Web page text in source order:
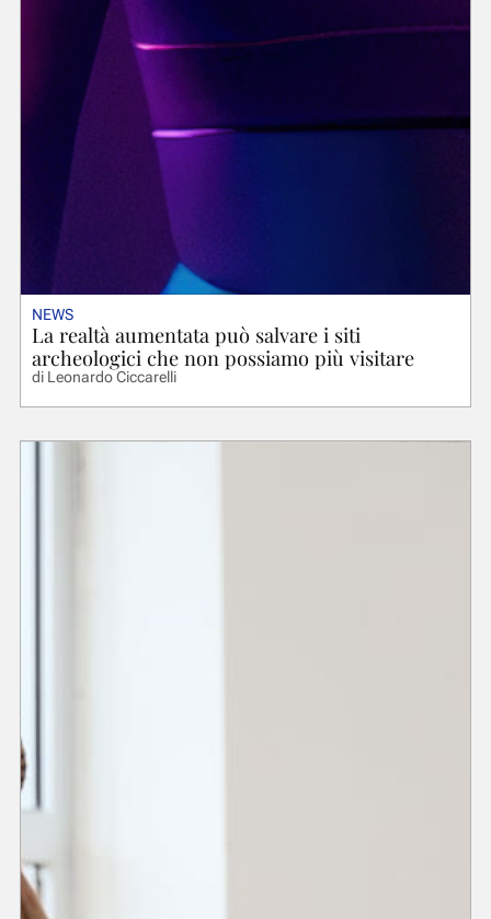
NEWS
La realtà aumentata può salvare i siti
archeologici che non possiamo più visitare
diLeonardo Ciccarelli